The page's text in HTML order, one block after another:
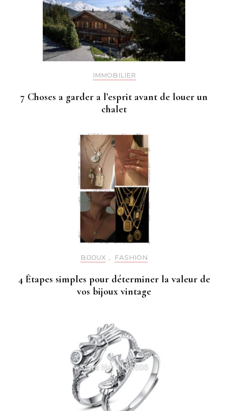
IMMOBILIER
7 Choses a garder a l’esprit avant de louer un
chalet
BIJOUX , FASHION
4 Étapes simples pour déterminer la valeur de
vos bijoux vintage